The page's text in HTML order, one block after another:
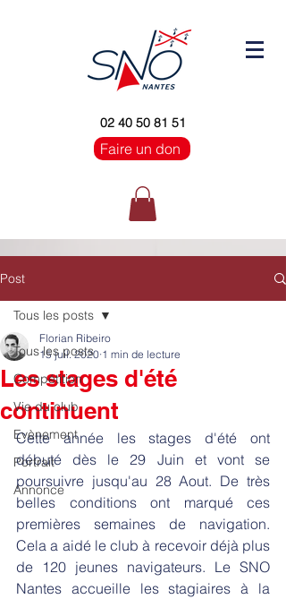
02 40 50 81 51
Faire un don
Post
Tous les posts
Compétition
Vie du club
Evènement
Portrait
Annonce
Tous les posts
Les stages d'été
continuent
Florian Ribeiro
15 juil. 2020 1 min de lecture
Cette année les stages d'été ont
débuté dès le 29 Juin et vont se
poursuivre jusqu'au 28 Aout. De très
belles conditions ont marqué ces
premières semaines de navigation.
Cela a aidé le club à recevoir déjà plus
de 120 jeunes navigateurs. Le SNO
Nantes accueille les stagiaires à la